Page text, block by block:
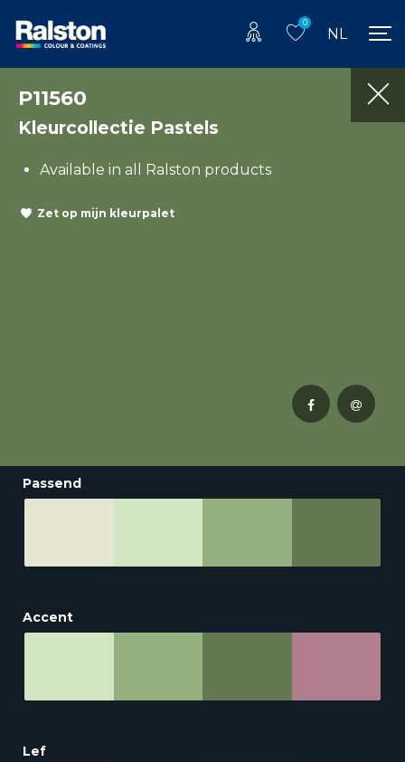
0
NL
P11560
Kleurcollectie Pastels
Available in all Ralston products
Zet op mijn kleurpalet
Passend
Accent
Lef